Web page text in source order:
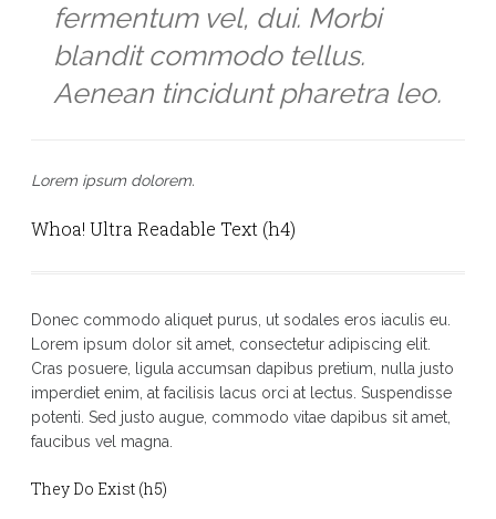
fermentum vel, dui. Morbi
blandit commodo tellus.
Aenean tincidunt pharetra leo.
Lorem ipsum dolorem.
Whoa! Ultra Readable Text (h4)
Donec commodo aliquet purus, ut sodales eros iaculis eu.
Lorem ipsum dolor sit amet, consectetur adipiscing elit.
Cras posuere, ligula accumsan dapibus pretium, nulla justo
imperdiet enim, at facilisis lacus orci at lectus. Suspendisse
potenti. Sed justo augue, commodo vitae dapibus sit amet,
faucibus vel magna.
They Do Exist (h5)